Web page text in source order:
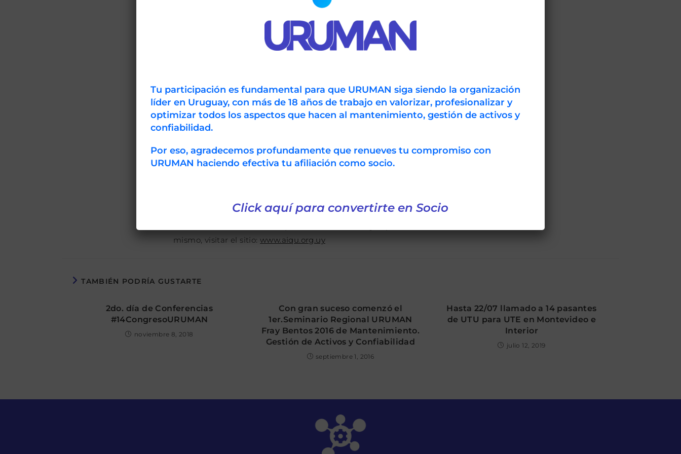
Constituye un importante referente académico y reúne a profesionales, estudiantes,
docentes e investigadores de diferentes países de la región. Se han presentado más
de 50 trabajos técnicos que abordan temáticas vinculadas con la profesión en áreas
tales como: Industria Química, Agro industrias, Energía, Medio Ambiente, Cambio
Climático, Biotecnología, Informática y automatismo aplicado a procesos
industriales, etc. Además de las múltiples conferencias individuales ya
mismo, visitar el sitio: www.aiqu.org.uy
TAMBIÉN PODRÍA GUSTARTE
2do. día de Conferencias
#14CongresoURUMAN
noviembre 8, 2018
Con gran suceso comenzó el
1er.Seminario Regional URUMAN
Fray Bentos 2016 de Mantenimiento.
Gestión de Activos y Confiabilidad
septiembre 1, 2016
Hasta 22/07 llamado a 14 pasantes
de UTU para UTE en Montevideo e
Interior
julio 12, 2019
Tu participación es fundamental para que URUMAN siga siendo la organización
líder en Uruguay, con más de 18 años de trabajo en valorizar, profesionalizar y
optimizar todos los aspectos que hacen al mantenimiento, gestión de activos y
confiabilidad.
Por eso, agradecemos profundamente que renueves tu compromiso con
URUMAN haciendo efectiva tu afiliación como socio.
Click aquí para convertirte en Socio